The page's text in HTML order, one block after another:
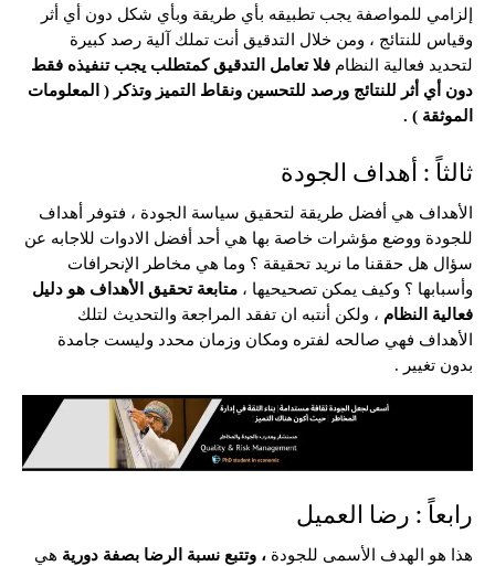
إلزامي للمواصفة يجب تطبيقه بأي طريقة وبأي شكل دون أي أثر
وقياس للنتائج ، ومن خلال التدقيق أنت تملك آلية رصد كبيرة
لتحديد فعالية النظام فلا تعامل التدقيق كمتطلب يجب تنفيذه فقط
دون أي أثر للنتائج ورصد للتحسين ونقاط التميز وتذكر ( المعلومات
الموثقة ) .
ثالثاً : أهداف الجودة
الأهداف هي أفضل طريقة لتحقيق سياسة الجودة ، فتوفر أهداف
للجودة ووضع مؤشرات خاصة بها هي أحد أفضل الادوات للاجابه عن
سؤال هل حققنا ما نريد تحقيقة ؟ وما هي مخاطر الإنحرافات
وأسبابها ؟ وكيف يمكن تصحيحيها ، متابعة تحقيق الأهداف هو دليل
فعالية النظام ، ولكن أنتبه ان تفقد المراجعة والتحديث لتلك
الأهداف فهي صالحه لفتره ومكان وزمان محدد وليست جامدة
بدون تغيير .
رابعاً : رضا العميل
هذا هو الهدف الأسمى للجودة ، وتتبع نسبة الرضا بصفة دورية هي